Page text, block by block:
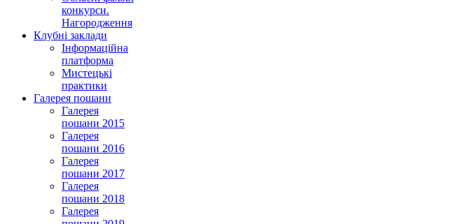
конкурси.
Нагородження
Клубні заклади
Інформаційна
платформа
Мистецькі
практики
Галерея пошани
Галерея
пошани 2015
Галерея
пошани 2016
Галерея
пошани 2017
Галерея
пошани 2018
Галерея